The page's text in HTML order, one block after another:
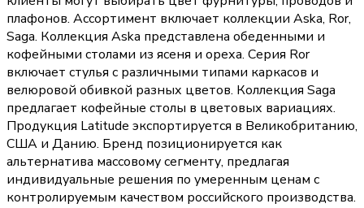
плафонов. Ассортимент включает коллекции Aska, Ror,
Saga. Коллекция Aska представлена обеденными и
кофейными столами из ясеня и ореха. Серия Ror
включает стулья с различными типами каркасов и
велюровой обивкой разных цветов. Коллекция Saga
предлагает кофейные столы в цветовых вариациях.
Продукция Latitude экспортируется в Великобританию,
США и Данию. Бренд позиционируется как
альтернатива массовому сегменту, предлагая
индивидуальные решения по умеренным ценам с
контролируемым качеством российского производства.